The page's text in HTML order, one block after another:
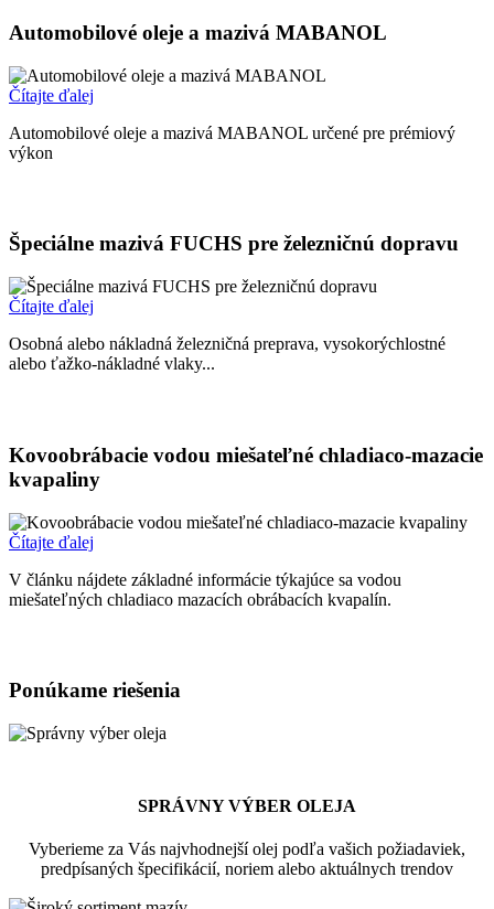
Automobilové oleje a mazivá MABANOL
Čítajte ďalej
Automobilové oleje a mazivá MABANOL určené pre prémiový
výkon
Špeciálne mazivá FUCHS pre železničnú dopravu
Čítajte ďalej
Osobná alebo nákladná železničná preprava, vysokorýchlostné
alebo ťažko-nákladné vlaky...
Kovoobrábacie vodou miešateľné chladiaco-mazacie
kvapaliny
Čítajte ďalej
V článku nájdete základné informácie týkajúce sa vodou
miešateľných chladiaco mazacích obrábacích kvapalín.
Ponúkame riešenia
SPRÁVNY VÝBER OLEJA
Vyberieme za Vás najvhodnejší olej podľa vašich požiadaviek,
predpísaných špecifikácií, noriem alebo aktuálnych trendov